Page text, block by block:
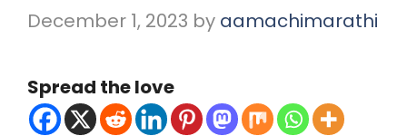
December 1, 2023 by aamachimarathi
Spread the love